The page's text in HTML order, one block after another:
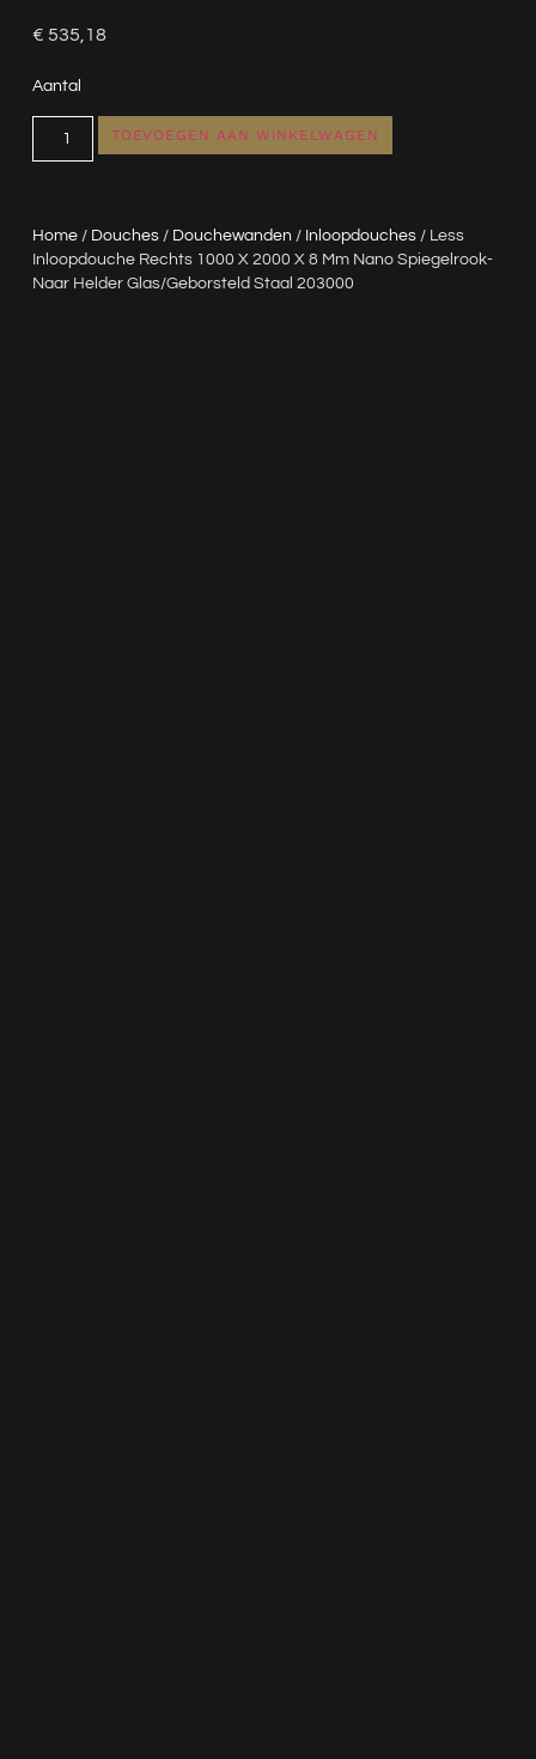
Home/ Douches/ Douchewanden / Inloopdouches/ Less
Inloopdouche Rechts 1000 X 2000 X 8 Mm Nano Spiegelrook-
Naar Helder Glas/geborsteld Staal 203000
€ 535,18
Aantal
TOEVOEGEN AAN WINKELWAGEN